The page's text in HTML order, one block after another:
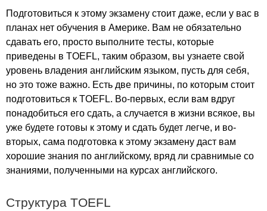
Подготовиться к этому экзамену стоит даже, если у вас в
планах нет обучения в Америке. Вам не обязательно
сдавать его, просто выполните тесты, которые
приведены в TOEFL, таким образом, вы узнаете свой
уровень владения английским языком, пусть для себя,
но это тоже важно. Есть две причины, по которым стоит
подготовиться к TOEFL. Во-первых, если вам вдруг
понадобиться его сдать, а случается в жизни всякое, вы
уже будете готовы к этому и сдать будет легче, и во-
вторых, сама подготовка к этому экзамену даст вам
хорошие знания по английскому, вряд ли сравнимые со
знаниями, полученными на курсах английского.
Структура TOEFL